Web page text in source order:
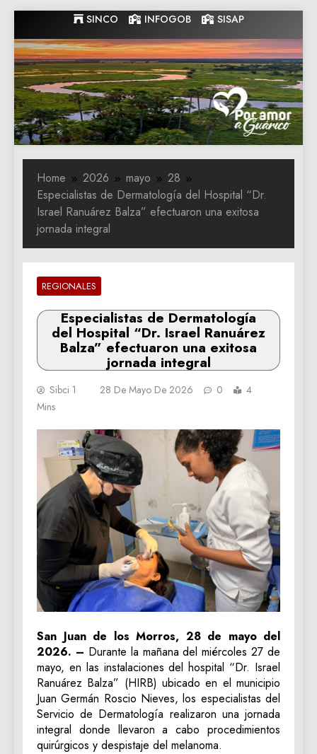
to
content
SINCO INFOGOB SISAP
Gobernacion
de Guarico
Gobernacion de Guarico
Home 2026 mayo
28
Especialistas de Dermatología del Hospital “Dr.
Israel Ranuárez Balza” efectuaron una exitosa
jornada integral
REGIONALES
Especialistas de Dermatología
del Hospital “Dr. Israel Ranuárez
Balza” efectuaron una exitosa
jornada integral
Sibci 1 28 De Mayo De 2026 0
4
Mins
San Juan de los Morros, 28 de mayo del
2026. – Durante la mañana del miércoles 27 de
mayo, en las instalaciones del hospital “Dr. Israel
Ranuárez Balza” (HIRB) ubicado en el municipio
Juan Germán Roscio Nieves, los especialistas del
Servicio de Dermatología realizaron una jornada
integral donde llevaron a cabo procedimientos
quirúrgicos y despistaje del melanoma.